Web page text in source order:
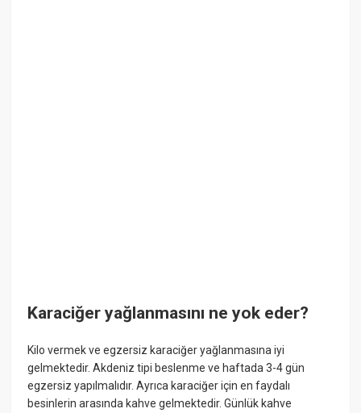
Karaciğer yağlanmasını ne yok eder?
Kilo vermek ve egzersiz karaciğer yağlanmasına iyi
gelmektedir. Akdeniz tipi beslenme ve haftada 3-4 gün
egzersiz yapılmalıdır. Ayrıca karaciğer için en faydalı
besinlerin arasında kahve gelmektedir. Günlük kahve